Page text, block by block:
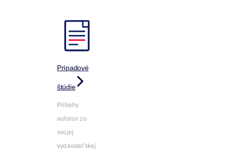
Prípadové
štúdie
Príbehy
autorov zo
svojej
vydavateľskej